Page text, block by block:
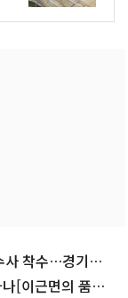
사 착수…경기남
[이근면의 품격